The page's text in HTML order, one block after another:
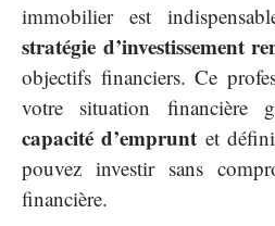
immobilier est
stratégie d’investissement
objectifs financiers. Ce
votre situation financière
capacité d’emprunt et
pouvez investir sans
financière.